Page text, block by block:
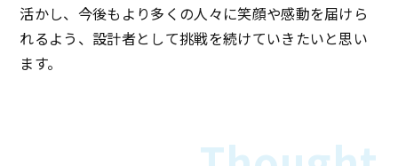
活かし、今後もより多くの人々に笑顔や感動を届けら
れるよう、設計者として挑戦を続けていきたいと思い
ます。